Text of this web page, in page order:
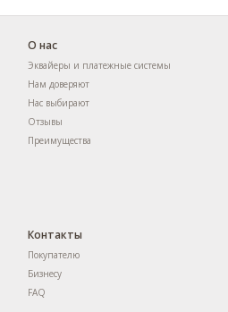
О нас
Эквайеры и платежные системы
Нам доверяют
Нас выбирают
Отзывы
Преимущества
Контакты
Покупателю
Бизнесу
FAQ